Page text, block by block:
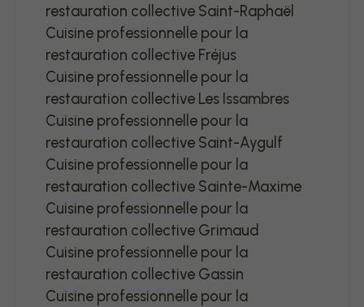
restauration collective Saint-Raphaël
Cuisine professionnelle pour la
restauration collective Fréjus
Cuisine professionnelle pour la
restauration collective Les Issambres
Cuisine professionnelle pour la
restauration collective Saint-Aygulf
Cuisine professionnelle pour la
restauration collective Sainte-Maxime
Cuisine professionnelle pour la
restauration collective Grimaud
Cuisine professionnelle pour la
restauration collective Gassin
Cuisine professionnelle pour la